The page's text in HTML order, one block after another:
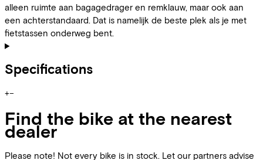
alleen ruimte aan bagagedrager en remklauw, maar ook aan
een achterstandaard. Dat is namelijk de beste plek als je met
fietstassen onderweg bent.
Specifications
+−
Find the bike at the nearest
dealer
Please note! Not every bike is in stock. Let our partners advise